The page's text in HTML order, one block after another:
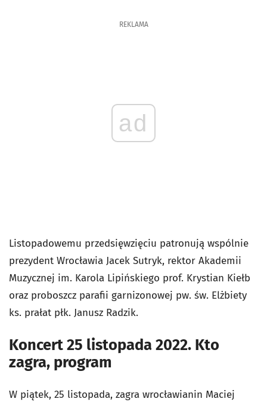
REKLAMA
ad
Listopadowemu przedsięwzięciu patronują wspólnie
prezydent Wrocławia Jacek Sutryk, rektor Akademii
Muzycznej im. Karola Lipińskiego prof. Krystian Kiełb
oraz proboszcz parafii garnizonowej pw. św. Elżbiety
ks. prałat płk. Janusz Radzik.
Koncert 25 listopada 2022. Kto
zagra, program
W piątek, 25 listopada, zagra wrocławianin Maciej